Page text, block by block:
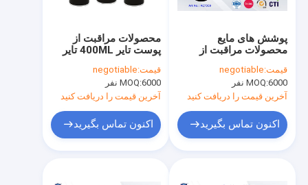
محصولات مراقبت از
پوست تایر 400ML تایر
مایع
قیمت:negotiable
MOQ:6000 نفر
آخرین قیمت را دریافت کنید
اکنون تماس بگیرید
پوشش های مایع
محصولات مراقبت از
از تایر تعمیرات اسپری و
تایر Inflator OEM Tire
Sealant 400ml
قیمت:negotiable
MOQ:6000 نفر
آخرین قیمت را دریافت کنید
اکنون تماس بگیرید